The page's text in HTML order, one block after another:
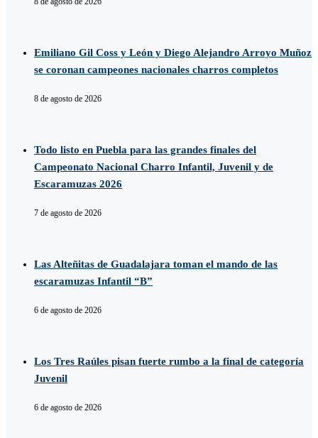
Emiliano Gil Coss y León y Diego Alejandro Arroyo Muñoz
se coronan campeones nacionales charros completos
8 de agosto de 2026
Todo listo en Puebla para las grandes finales del
Campeonato Nacional Charro Infantil, Juvenil y de
Escaramuzas 2026
7 de agosto de 2026
Las Alteñitas de Guadalajara toman el mando de las
escaramuzas Infantil “B”
6 de agosto de 2026
Los Tres Raúles pisan fuerte rumbo a la final de categoría
Juvenil
6 de agosto de 2026